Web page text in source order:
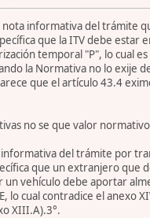
informativa del trámite
que la ITV debe estar
temporal "P", lo cual es
la Normativa no lo exije
que el artículo 43.4
no se que valor
informativa del trámite por
que un extranjero que
vehículo debe aportar
lo cual contradice el anexo
XIII.A).3°.